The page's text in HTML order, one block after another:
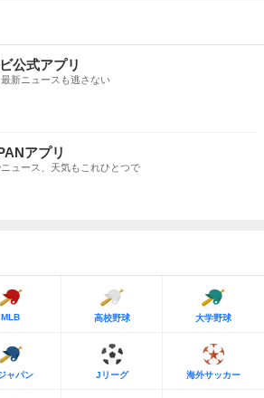
公式アプリ
新ニュースも逃さない
アプリ
ュース、天気もこれひとつで
MLB 高校野球 大学野球
ャパン Jリーグ 海外サッカー